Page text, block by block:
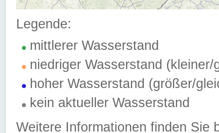
Legende:
mittlerer Wasserstand
niedriger Wasserstand (kleiner/
hoher Wasserstand (größer/
kein aktueller Wasserstand
Weitere Informationen finden Sie